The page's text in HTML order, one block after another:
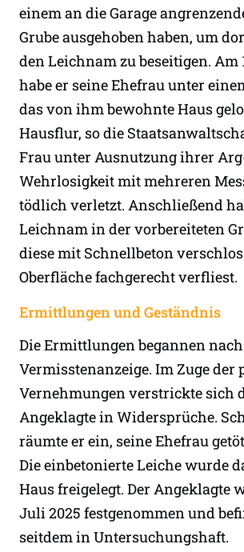
einem an die Garage
Grube ausgehoben haben, um
den Leichnam zu beseitigen. Am
habe er seine Ehefrau unter
das von ihm bewohnte Haus
Hausflur, so die
Frau unter Ausnutzung ihrer
Wehrlosigkeit mit mehreren
tödlich verletzt. Anschließend
Leichnam in der vorbereiteten
diese mit Schnellbeton
Oberfläche fachgerecht verfliest.
Ermittlungen und Geständnis
Die Ermittlungen begannen
Vermisstenanzeige. Im Zuge
Vernehmungen verstrickte sich
Angeklagte in Widersprüche.
räumte er ein, seine Ehefrau
Die einbetonierte Leiche wurde
Haus freigelegt. Der Angeklagte
Juli 2025 festgenommen und
seitdem in Untersuchungshaft.